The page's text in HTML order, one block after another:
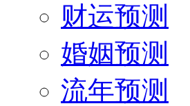
财运预测
婚姻预测
流年预测